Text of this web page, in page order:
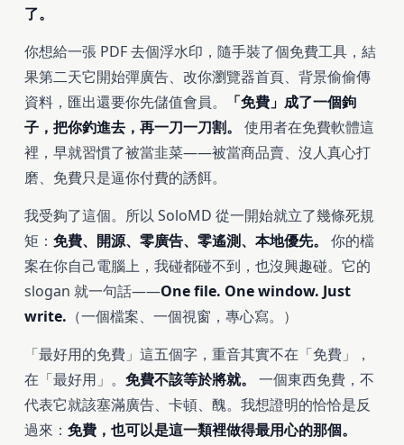
了。
你想給一張 PDF 去個浮水印，隨手裝了個免費工具，結
果第二天它開始彈廣告、改你瀏覽器首頁、背景偷偷傳
資料，匯出還要你先儲值會員。
「免費」成了一個鉤
子，把你釣進去，再一刀一刀割。
使用者在免費軟體這
裡，早就習慣了被當韭菜——被當商品賣、沒人真心打
磨、免費只是逼你付費的誘餌。
我受夠了這個。所以 SoloMD 從一開始就立了幾條死規
矩： 免費、開源、零廣告、零遙測、本地優先。
你的檔
案在你自己電腦上，我碰都碰不到，也沒興趣碰。它的
slogan 就一句話——One file. One window. Just
write. （一個檔案、一個視窗，專心寫。）
「最好用的免費」這五個字，重音其實不在「免費」，
在「最好用」。 免費不該等於將就。
一個東西免費，不
代表它就該塞滿廣告、卡頓、醜。我想證明的恰恰是反
過來： 免費，也可以是這一類裡做得最用心的那個。